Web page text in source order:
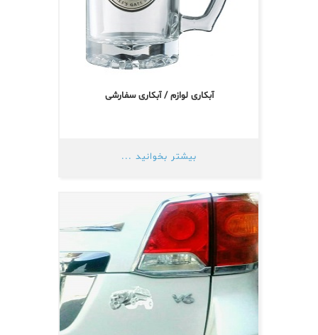
آبکاری لوازم / آبکاری سفارشی
بیشتر بخوانید ...